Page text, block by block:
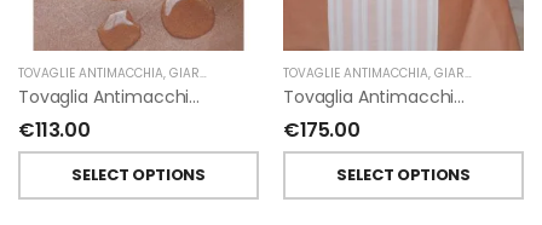
TOVAGLIE ANTIMACCHIA, GIARDINO SEGRETO
Tovaglia Antimacchia In Lino Resinato Quadrata 135X135 Cm Giardino Segreto
€113.00
SELECT OPTIONS
TOVAGLIE ANTIMACCHIA, GIARDINO SEGRETO
Tovaglia Antimacchia In Lino Resinato Rettangolare 135X240 Cm Giardino Segreto
€175.00
SELECT OPTIONS